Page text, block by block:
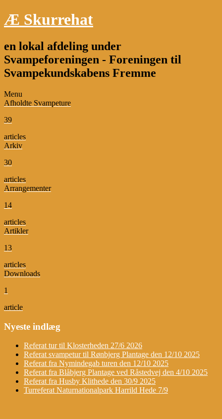
Æ Skurrehat
en lokal afdeling under
Svampeforeningen - Foreningen til
Svampekundskabens Fremme
Menu
Afholdte Svampeture
39
articles
Arkiv
30
articles
Arrangementer
14
articles
Artikler
13
articles
Downloads
1
article
Nyeste indlæg
Referat tur til Klosterheden 27/6 2026
Referat svampetur til Rønbjerg Plantage den 12/10 2025
Referat fra Nymindegab turen den 12/10 2025
Referat fra Blåbjerg Plantage ved Råstedvej den 4/10 2025
Referat fra Husby Klithede den 30/9 2025
Turreferat Naturnationalpark Harrild Hede 7/9